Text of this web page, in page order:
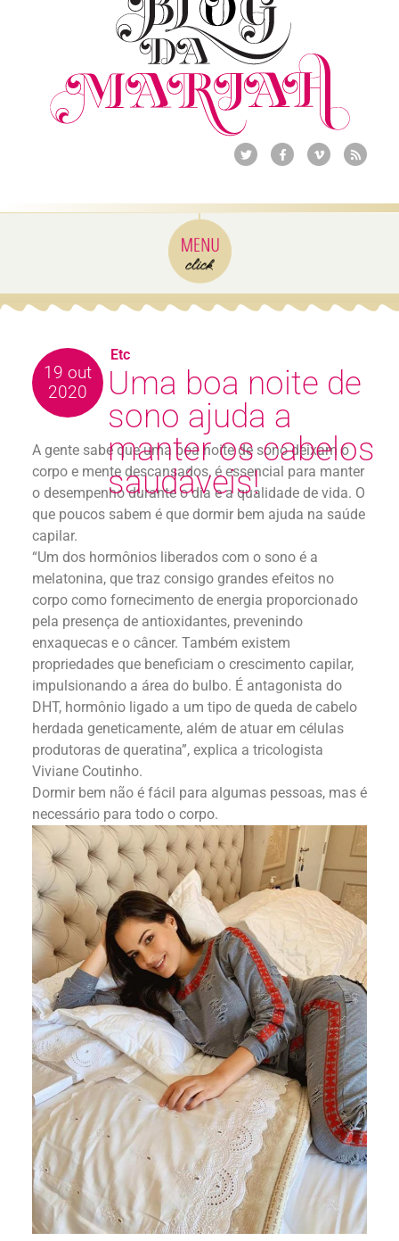
19 out
2020
Uma boa noite de
sono ajuda a
manter os cabelos
saudáveis!
A gente sabe que uma boa noite de sono deixam o
corpo e mente descansados, é essencial para manter
o desempenho durante o dia e a qualidade de vida. O
que poucos sabem é que dormir bem ajuda na saúde
capilar.
“Um dos hormônios liberados com o sono é a
melatonina, que traz consigo grandes efeitos no
corpo como fornecimento de energia proporcionado
pela presença de antioxidantes, prevenindo
enxaquecas e o câncer. Também existem
propriedades que beneficiam o crescimento capilar,
impulsionando a área do bulbo. É antagonista do
DHT, hormônio ligado a um tipo de queda de cabelo
herdada geneticamente, além de atuar em células
produtoras de queratina”, explica a tricologista
Viviane Coutinho.
Dormir bem não é fácil para algumas pessoas, mas é
necessário para todo o corpo.
Etc